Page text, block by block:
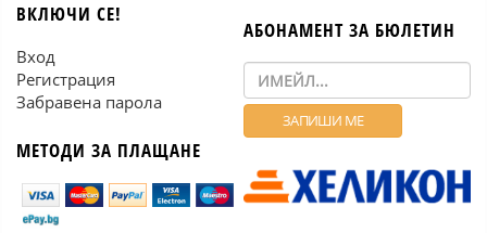
ВКЛЮЧИ СЕ!
Вход
Регистрация
Забравена парола
МЕТОДИ ЗА ПЛАЩАНЕ
АБОНАМЕНТ ЗА БЮЛЕТИН